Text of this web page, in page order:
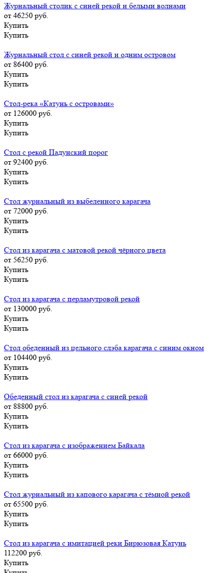
Журнальный столик с синей рекой и белыми волнами
от 46250 руб.
Купить
Купить
Журнальный стол с синей рекой и одним островом
от 86400 руб.
Купить
Купить
Стол-река «Катунь с островами»
от 126000 руб.
Купить
Купить
Стол с рекой Падунский порог
от 92400 руб.
Купить
Купить
Стол журнальный из выбеленного карагача
от 72000 руб.
Купить
Купить
Стол из карагача с матовой рекой чёрного цвета
от 56250 руб.
Купить
Купить
Стол из карагача с перламутровой рекой
от 130000 руб.
Купить
Купить
Стол обеденный из цельного слэба карагача с синим окном
от 104400 руб.
Купить
Купить
Обеденный стол из карагача с синей рекой
от 88800 руб.
Купить
Купить
Стол из карагача с изображением Байкала
от 66000 руб.
Купить
Купить
Стол журнальный из капового карагача с тёмной рекой
от 65500 руб.
Купить
Купить
Стол из карагача с имитацией реки Бирюзовая Катунь
112200 руб.
Купить